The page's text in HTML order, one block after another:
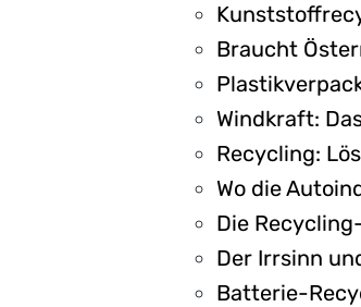
Braucht
Windkraft:
Recycling:
Wo die
Die
Der Irrsinn
Batterie-